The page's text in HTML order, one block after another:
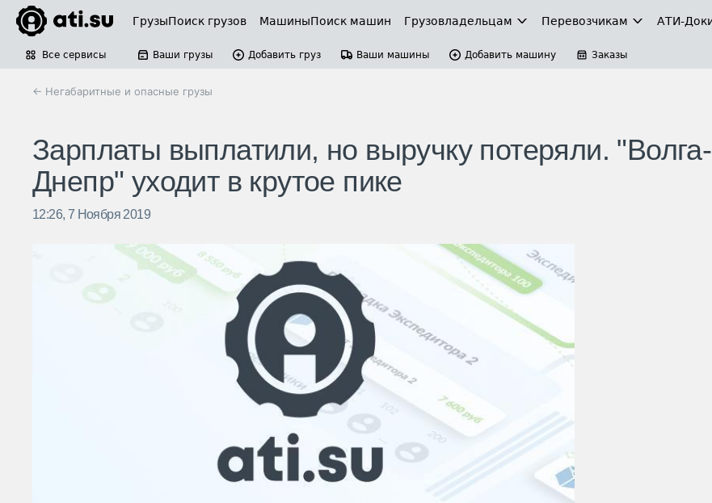
ГрузыПоиск грузов МашиныПоиск машин Грузовладельцам Перевозчикам АТИ-
Все сервисы Ваши грузы Добавить груз Ваши машины Добавить машину Заказы
← Негабаритные и опасные грузы
Зарплаты выплатили, но выручку потеряли. "Волга-
Днепр" уходит в крутое пике
12:26, 7 Ноября 2019